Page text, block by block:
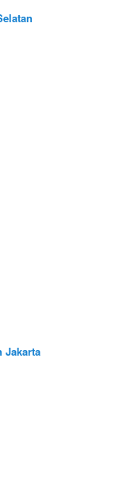
Jakarta